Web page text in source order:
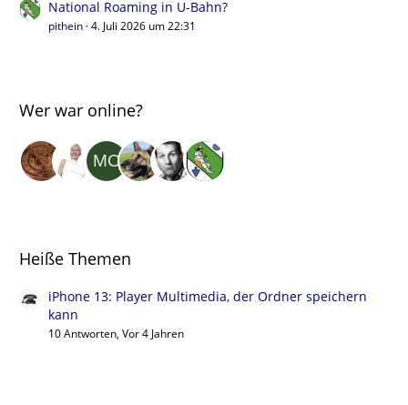
National Roaming in U-Bahn?
pithein 4. Juli 2026 um 22:31
Wer war online?
Heiße Themen
iPhone 13: Player Multimedia, der Ordner speichern
kann
10 Antworten, Vor 4 Jahren